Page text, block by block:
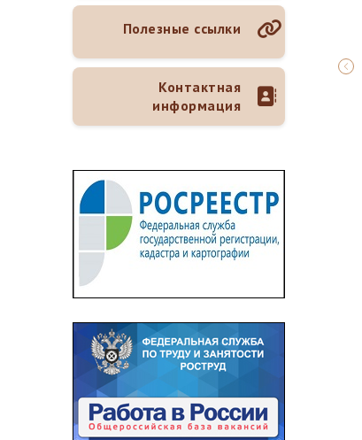
Полезные ссылки
Контактная
информация